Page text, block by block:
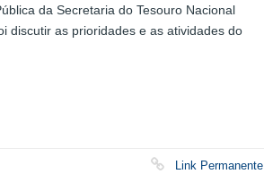
da Secretaria do Tesouro Nacional
discutir as prioridades e as atividades do
Link Permanente